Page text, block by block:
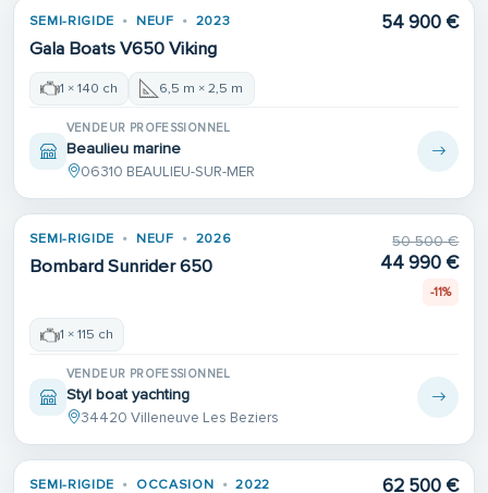
SEMI-RIGIDE NEUF 2023
Gala Boats V650 Viking
54 900 €
1 × 140 ch 6,5 m × 2,5 m
VENDEUR PROFESSIONNEL
Beaulieu marine
06310 BEAULIEU-SUR-MER
SEMI-RIGIDE NEUF 2026
Bombard Sunrider 650
50 500 €
44 990 €
-11%
1 × 115 ch
VENDEUR PROFESSIONNEL
Styl boat yachting
34420 Villeneuve Les Beziers
1ÈRE MAIN
SEMI-RIGIDE OCCASION 2022 62 500 €